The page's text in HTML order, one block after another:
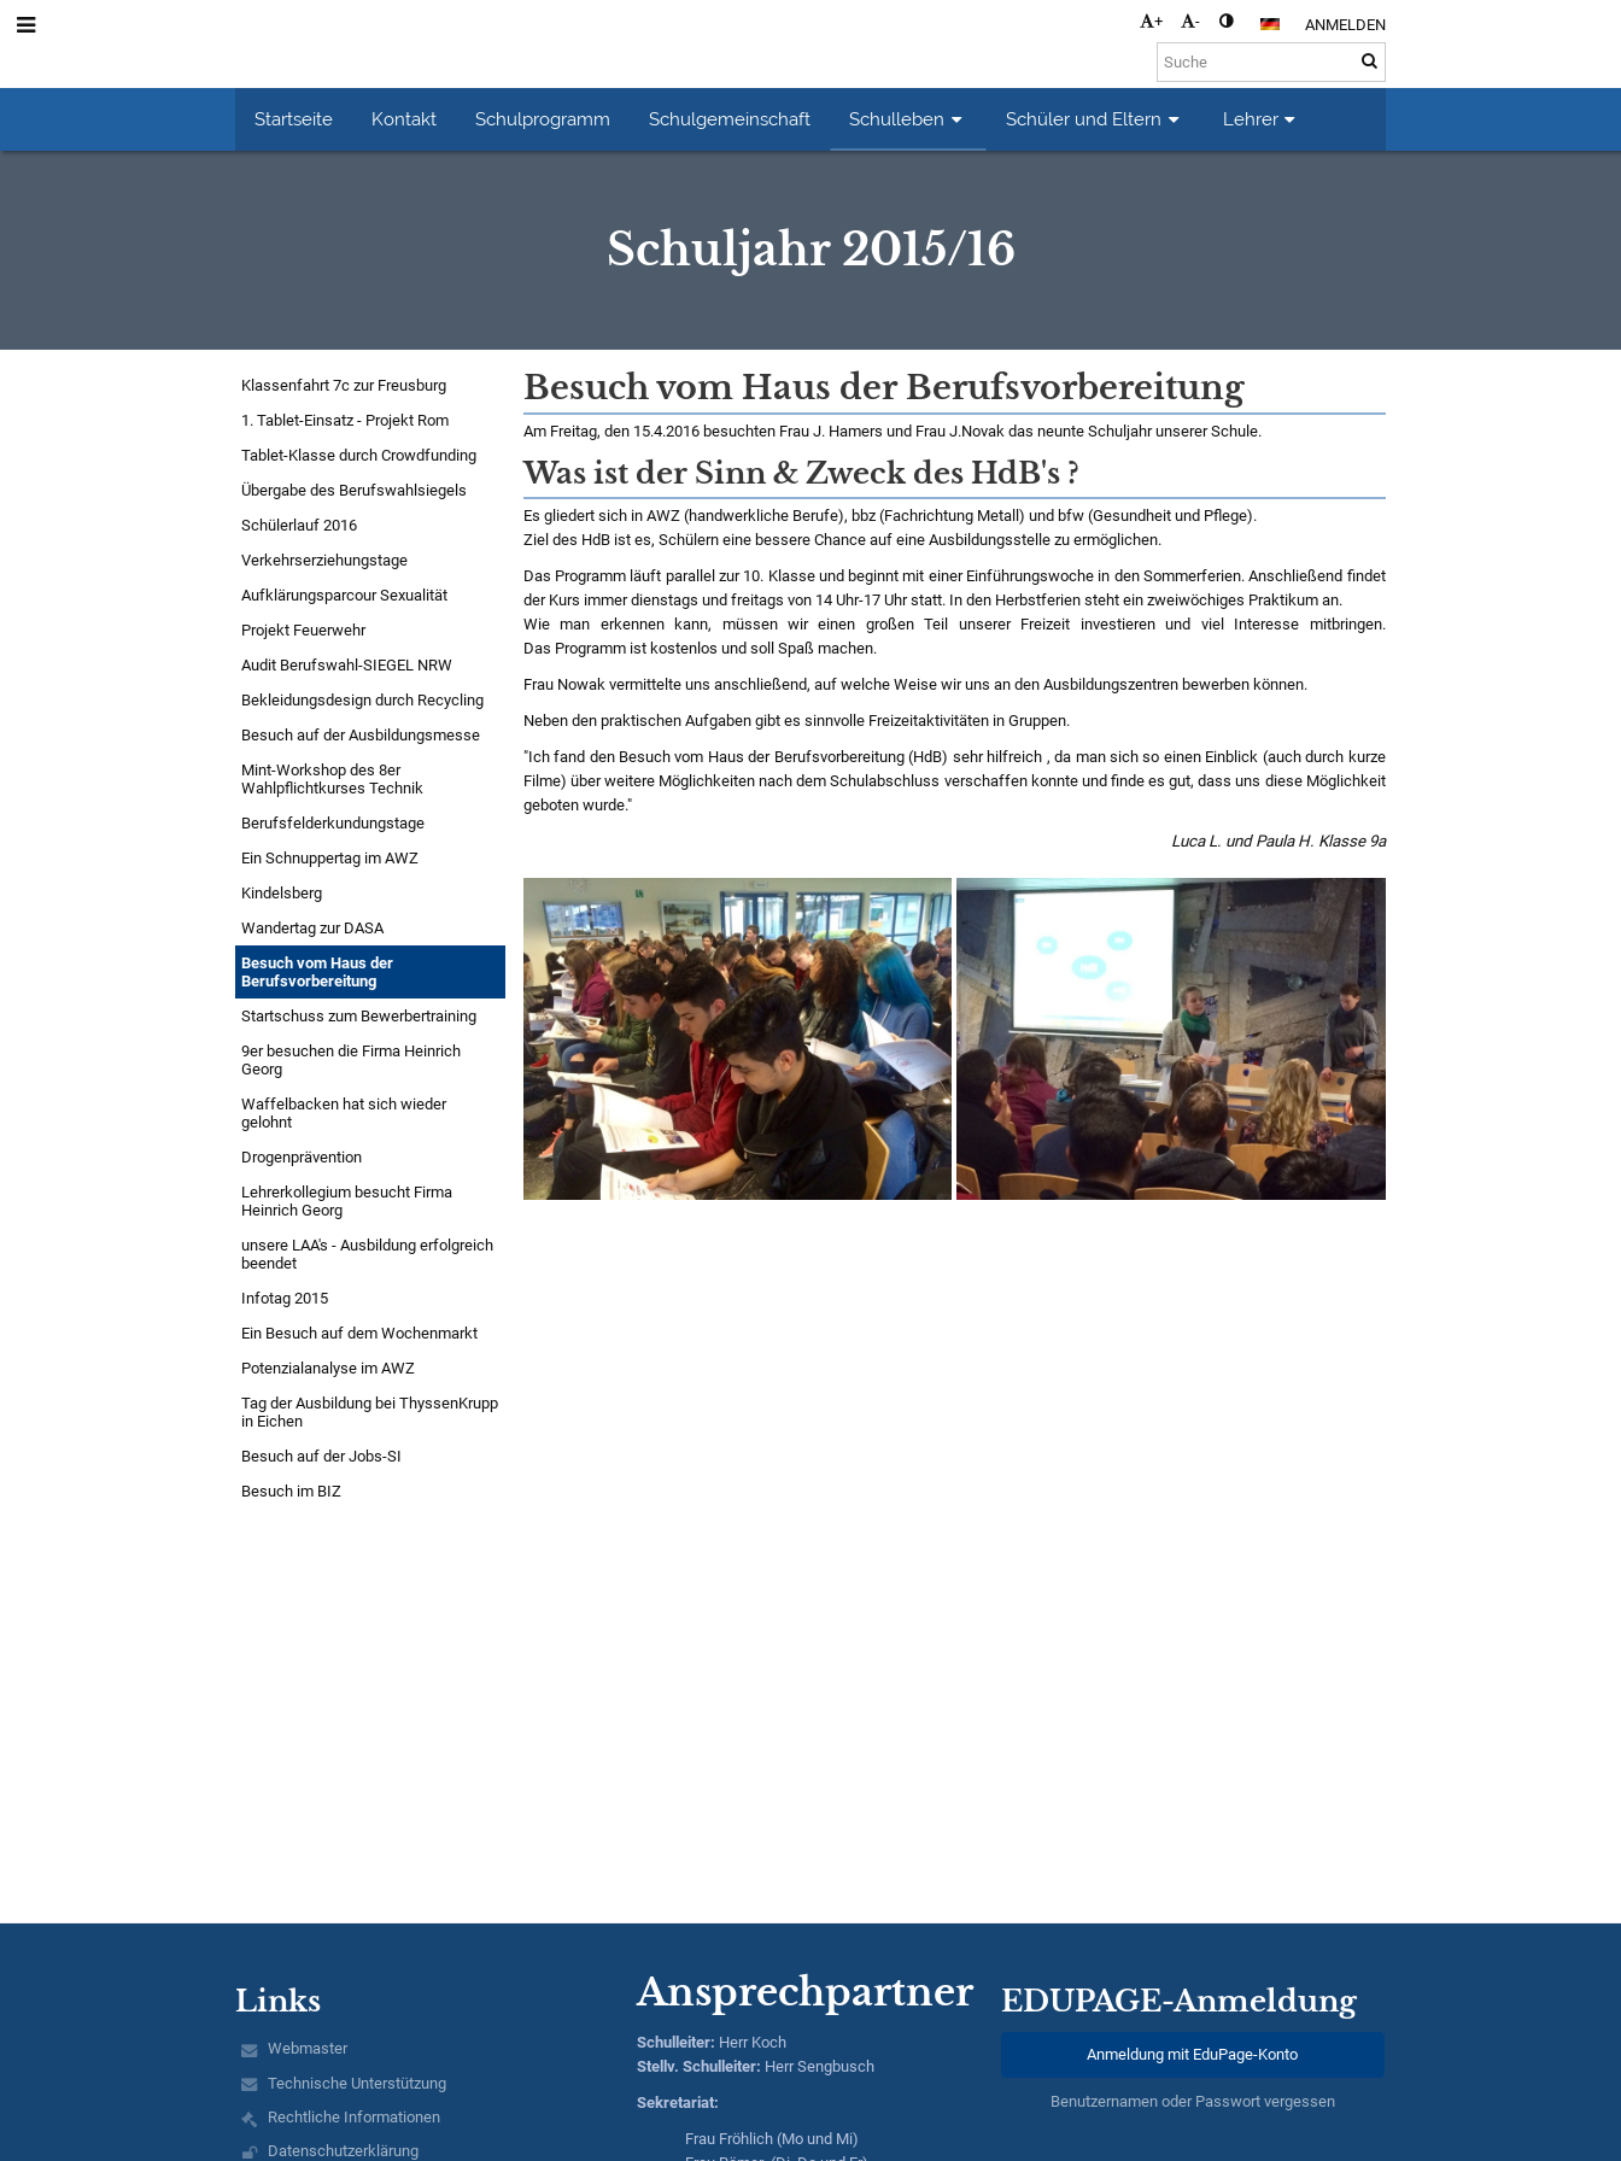
+ - ANMELDEN
Startseite Kontakt Schulprogramm Schulgemeinschaft Schulleben Schüler und Eltern Lehrer
Schuljahr 2015/16
Schuljahr
2015/16
Klassenfahrt 7c zur Freusburg
1. Tablet-Einsatz - Projekt Rom
Tablet-Klasse durch Crowdfunding
Übergabe des Berufswahlsiegels
Schülerlauf 2016
Verkehrserziehungstage
Aufklärungsparcour Sexualität
Projekt Feuerwehr
Audit Berufswahl-SIEGEL NRW
Bekleidungsdesign durch Recycling
Besuch auf der Ausbildungsmesse
Mint-Workshop des 8er
Wahlpflichtkurses Technik
Berufsfelderkundungstage
Ein Schnuppertag im AWZ
Kindelsberg
Wandertag zur DASA
Besuch vom Haus der
Berufsvorbereitung
Startschuss zum Bewerbertraining
9er besuchen die Firma Heinrich
Georg
Waffelbacken hat sich wieder
gelohnt
Drogenprävention
Lehrerkollegium besucht Firma
Heinrich Georg
unsere LAA's - Ausbildung erfolgreich
beendet
Infotag 2015
Ein Besuch auf dem Wochenmarkt
Potenzialanalyse im AWZ
Tag der Ausbildung bei ThyssenKrupp
in Eichen
Besuch auf der Jobs-SI
Besuch im BIZ
Besuch vom Haus der Berufsvorbereitung
Am Freitag, den 15.4.2016 besuchten Frau J. Hamers und Frau J.Novak das neunte Schuljahr unserer Schule.
Was ist der Sinn & Zweck des HdB's ?
Es gliedert sich in AWZ (handwerkliche Berufe), bbz (Fachrichtung Metall) und bfw (Gesundheit und Pflege).
Ziel des HdB ist es, Schülern eine bessere Chance auf eine Ausbildungsstelle zu ermöglichen.
Das Programm läuft parallel zur 10. Klasse und beginnt mit einer Einführungswoche in den Sommerferien. Anschließend findet
der Kurs immer dienstags und freitags von 14 Uhr-17 Uhr statt. In den Herbstferien steht ein zweiwöchiges Praktikum an.
Wie man erkennen kann, müssen wir einen großen Teil unserer Freizeit investieren und viel Interesse mitbringen.
Das Programm ist kostenlos und soll Spaß machen.
Frau Nowak vermittelte uns anschließend, auf welche Weise wir uns an den Ausbildungszentren bewerben können.
Neben den praktischen Aufgaben gibt es sinnvolle Freizeitaktivitäten in Gruppen.
"Ich fand den Besuch vom Haus der Berufsvorbereitung (HdB) sehr hilfreich , da man sich so einen Einblick (auch durch kurze
Filme) über weitere Möglichkeiten nach dem Schulabschluss verschaffen konnte und finde es gut, dass uns diese Möglichkeit
geboten wurde."
Luca L. und Paula H. Klasse 9a
Links
Webmaster
Technische Unterstützung
Rechtliche Informationen
Datenschutzerklärung
Ansprechpartner
Schulleiter: Herr Koch
Stellv. Schulleiter: HerrSengbusch
Sekretariat:
Frau Fröhlich (Mo und Mi)
EDUPAGE-Anmeldung
Anmeldung mit EduPage-Konto
Benutzernamen oder Passwort vergessen